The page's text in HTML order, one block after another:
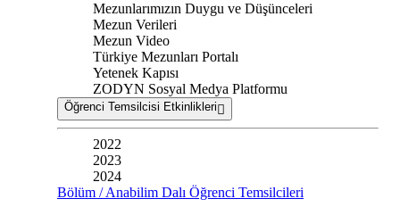
Mezunlarımızın Duygu ve Düşünceleri
Mezun Verileri
Mezun Video
Türkiye Mezunları Portalı
Yetenek Kapısı
ZODYN Sosyal Medya Platformu
Öğrenci Temsilcisi Etkinlikleri
2022
2023
2024
Bölüm / Anabilim Dalı Öğrenci Temsilcileri